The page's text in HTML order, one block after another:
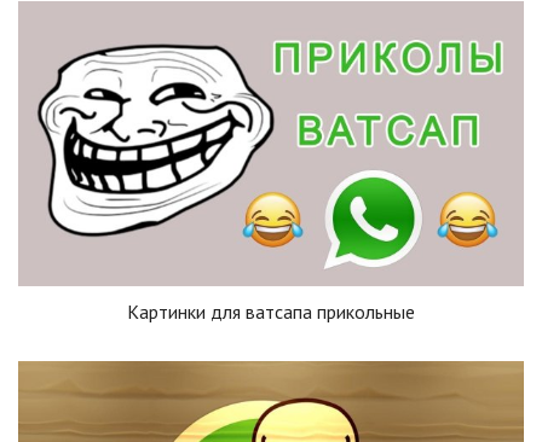
Картинки для ватсапа прикольные